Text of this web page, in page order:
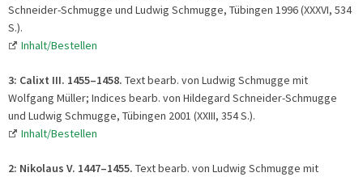
Schneider-Schmugge und Ludwig Schmugge, Tübingen 1996 (XXXVI, 534
S.).
Inhalt/Bestellen
3: Calixt III. 1455–1458. Text bearb. von Ludwig Schmugge mit
Wolfgang Müller; Indices bearb. von Hildegard Schneider-Schmugge
und Ludwig Schmugge, Tübingen 2001 (XXIII, 354 S.).
Inhalt/Bestellen
2: Nikolaus V. 1447–1455. Text bearb. von Ludwig Schmugge mit